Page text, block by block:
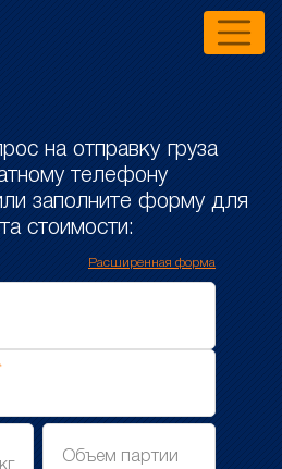
на отправку груза
телефону
заполните форму для
стоимости:
Расширенная форма
кг
Объем партии